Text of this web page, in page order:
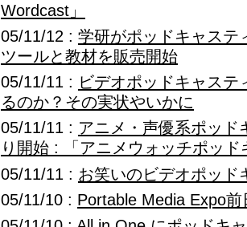
Wordcast」
05/11/12 : 学研がポッドキャステ
ツールと教材を販売開始
05/11/11 : ビデオポッドキャステ
るのか？その実状やいかに
05/11/11 : アニメ・声優系ポッド
り開始 : 「アニメウォッチポッ
05/11/11 : お笑いのビデオポッド
05/11/10 : Portable Media Expo